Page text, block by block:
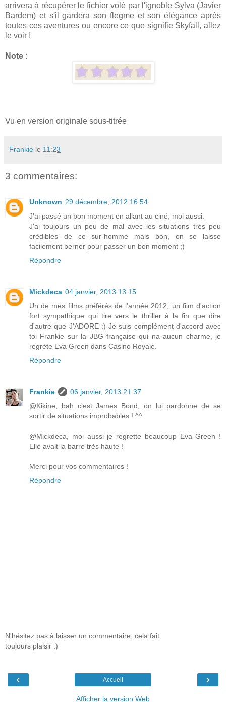
arrivera à récupérer le fichier volé par l'ignoble Sylva (Javier
Bardem) et s'il gardera son flegme et son élégance après
toutes ces aventures ou encore ce que signifie Skyfall, allez
le voir !
Note :
Vu en version originale sous-titrée
Frankie le 11:23
3 commentaires:
Unknown 29 décembre, 2012 16:54
J'ai passé un bon moment en allant au ciné, moi aussi.
J'ai toujours un peu de mal avec les situations très peu
crédibles de ce sur-homme mais bon, on se laisse
facilement berner pour passer un bon moment ;)
Répondre
Mickdeca 04 janvier, 2013 13:15
Un de mes films préférés de l'année 2012, un film d'action
fort sympathique qui tire vers le thriller à la fin que dire
d'autre que J'ADORE :) Je suis complément d'accord avec
toi Frankie sur la JBG française qui na aucun charme, je
regréte Eva Green dans Casino Royale.
Répondre
Frankie
06 janvier, 2013 21:37
@Kikine, bah c'est James Bond, on lui pardonne de se
sortir de situations improbables ! ^^
@Mickdeca, moi aussi je regrette beaucoup Eva Green !
Elle avait la barre très haute !
Merci pour vos commentaires !
Répondre
N'hésitez pas à laisser un commentaire, cela fait
toujours plaisir :)
‹ ›
Accueil
Afficher la version Web